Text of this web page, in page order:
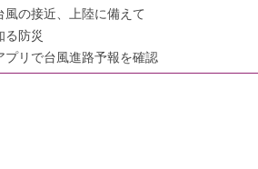
風の接近、上陸に備えて
る防災
プリで台風進路予報を確認